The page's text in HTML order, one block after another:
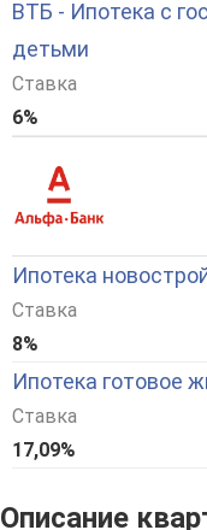
ВТБ - Ипотека с
детьми
Ставка
6%
Ипотека
Ставка
8%
Ипотека готовое
Ставка
17,09%
Описание